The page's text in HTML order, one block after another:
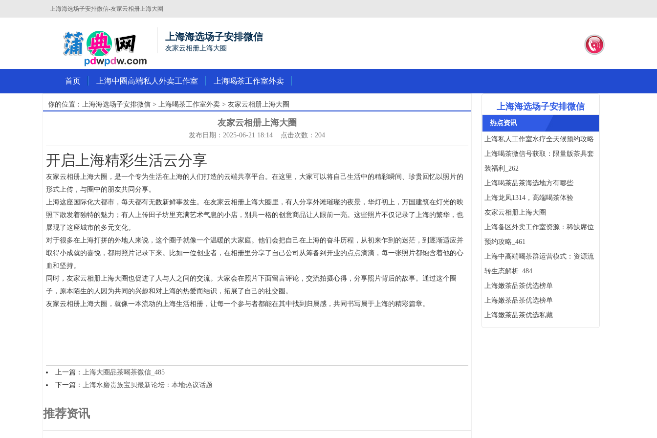
上海海选场子安排微信-‌友家云相册上海大圈‌
上海海选场子安排微信
‌友家云相册上海大圈‌
首页 上海中圈高端私人外卖工作室 上海喝茶工作室外卖
你的位置： 上海海选场子安排微信 > 上海喝茶工作室外卖 > ‌友家云相册上海大圈‌
‌友家云相册上海大圈‌
发布日期：2025-06-21 18:14 点击次数：204
开启上海精彩生活云分享
友家云相册上海大圈，是一个专为生活在上海的人们打造的云端共享平台。在这里，大家可以将自己生活中的精彩瞬间、珍贵回忆以照片的
形式上传，与圈中的朋友共同分享。
上海这座国际化大都市，每天都有无数新鲜事发生。在友家云相册上海大圈里，有人分享外滩璀璨的夜景，华灯初上，万国建筑在灯光的映
照下散发着独特的魅力；有人上传田子坊里充满艺术气息的小店，别具一格的创意商品让人眼前一亮。这些照片不仅记录了上海的繁华，也
展现了这座城市的多元文化。
对于很多在上海打拼的外地人来说，这个圈子就像一个温暖的大家庭。他们会把自己在上海的奋斗历程，从初来乍到的迷茫，到逐渐适应并
取得小成就的喜悦，都用照片记录下来。比如一位创业者，在相册里分享了自己公司从筹备到开业的点点滴滴，每一张照片都饱含着他的心
血和坚持。
同时，友家云相册上海大圈也促进了人与人之间的交流。大家会在照片下面留言评论，交流拍摄心得，分享照片背后的故事。通过这个圈
子，原本陌生的人因为共同的兴趣和对上海的热爱而结识，拓展了自己的社交圈。
友家云相册上海大圈，就像一本流动的上海生活相册，让每一个参与者都能在其中找到归属感，共同书写属于上海的精彩篇章。
上一篇： ‌上海大圈品茶喝茶微信‌_485
下一篇： 上海水磨贵族宝贝最新论坛：本地热议话题
推荐资讯
上海海选场子安排微信
热点资讯
上海私人工作室水疗全天候预约攻略
上海喝茶微信号获取：限量版茶具套
装福利_262
上海喝茶品茶海选地方有哪些
上海龙凤1314，高端喝茶体验
‌友家云相册上海大圈‌
上海备区外卖工作室资源：稀缺席位
预约攻略_461
上海中高端喝茶群运营模式：资源流
转生态解析_484
上海嫩茶品茶优选榜单
上海嫩茶品茶优选榜单
上海嫩茶品茶优选私藏